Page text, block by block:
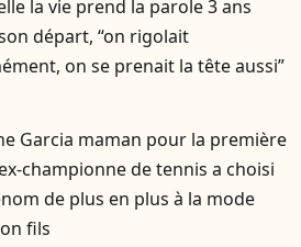
la vie prend la parole 3 ans
départ, “on rigolait
on se prenait la tête aussi”
Garcia maman pour la première
championne de tennis a choisi
de plus en plus à la mode
fils